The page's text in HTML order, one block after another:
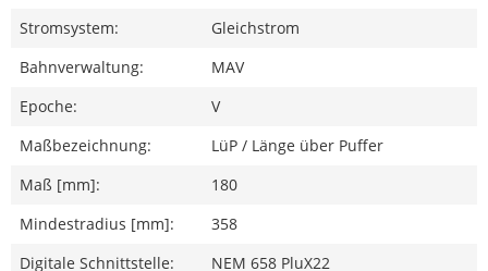
Stromsystem:
Gleichstrom
Bahnverwaltung:
MAV
Epoche:
V
Maßbezeichnung:
LüP / Länge über Puffer
Maß [mm]:
180
Mindestradius [mm]:
358
Digitale Schnittstelle:
NEM 658 PluX22